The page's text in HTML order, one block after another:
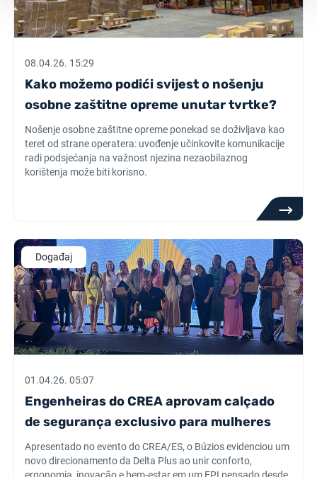
08.04.26. 15:29
Kako možemo podići svijest o nošenju
osobne zaštitne opreme unutar tvrtke?
Nošenje osobne zaštitne opreme ponekad se doživljava kao
teret od strane operatera: uvođenje učinkovite komunikacije
radi podsjećanja na važnost njezina nezaobilaznog
korištenja može biti korisno.
Događaj
01.04.26. 05:07
Engenheiras do CREA aprovam calçado
de segurança exclusivo para mulheres
Apresentado no evento do CREA/ES, o Búzios evidenciou um
novo direcionamento da Delta Plus ao unir conforto,